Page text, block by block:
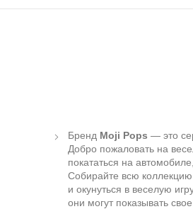
Бренд Moji Pops — это
Добро пожаловать на
покататься на
Собирайте всю
и окунуться в веселую
они могут показывать